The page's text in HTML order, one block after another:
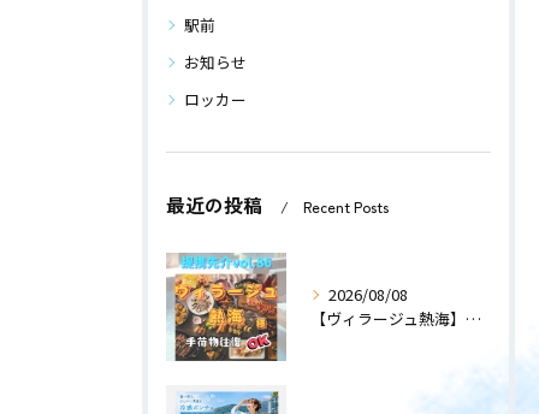
駅前
お知らせ
ロッカー
最近の投稿 Recent Posts
2026/08/08
【ヴィラージュ熱海】〜提携先紹介〜